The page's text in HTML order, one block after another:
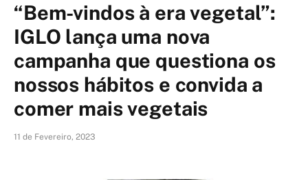
“Bem-vindos à era vegetal”:
IGLO lança uma nova
campanha que questiona os
nossos hábitos e convida a
comer mais vegetais
11 de Fevereiro, 2023